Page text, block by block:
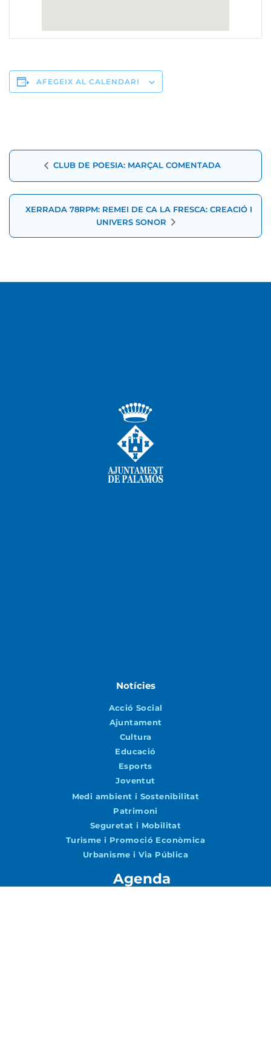
AFEGEIX AL CALENDARI
Navegació
d'Esdeveniment
CLUB DE POESIA: MARÇAL COMENTADA
XERRADA 78RPM: REMEI DE CA LA FRESCA: CREACIÓ I
UNIVERS SONOR
Notícies
Acció Social
Ajuntament
Cultura
Educació
Esports
Joventut
Medi ambient i Sostenibilitat
Patrimoni
Seguretat i Mobilitat
Turisme i Promoció Econòmica
Urbanisme i Via Pública
Agenda